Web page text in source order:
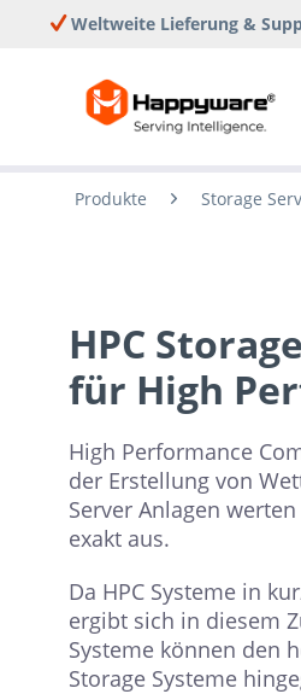
Weltweite Lieferung &
Produkte Storage
HPC
für High
High Performance
der Erstellung von
Server Anlagen
exakt aus.
Da HPC Systeme in
ergibt sich in diesem
Systeme können den
Storage Systeme